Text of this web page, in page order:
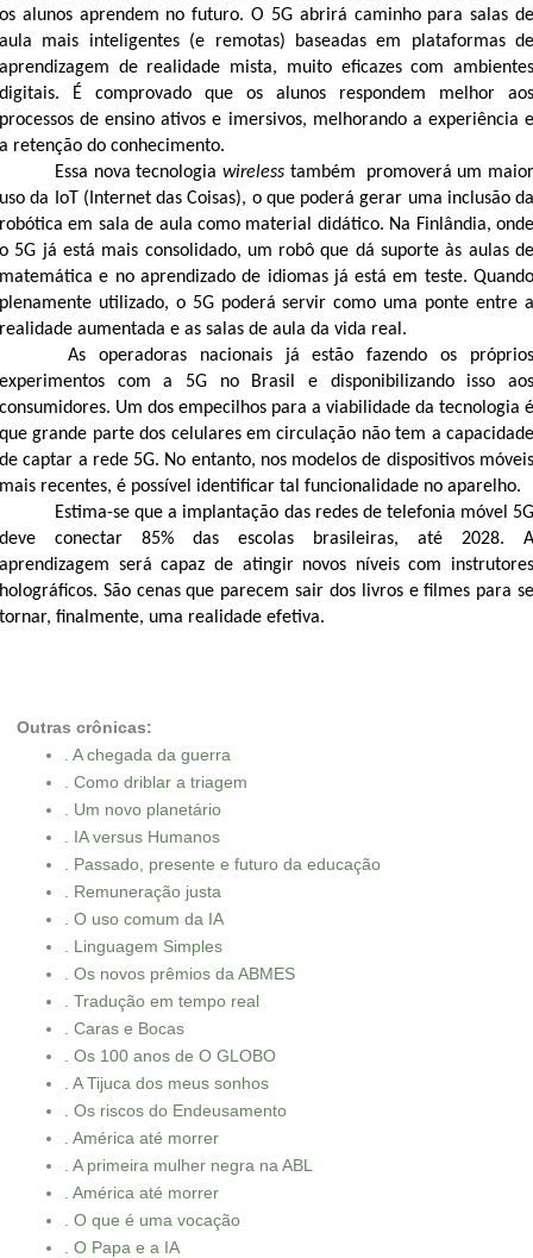
os alunos aprendem no futuro. O 5G abrirá caminho para salas de
aula mais inteligentes (e remotas) baseadas em plataformas de
aprendizagem de realidade mista, muito eficazes com ambientes
digitais. É comprovado que os alunos respondem melhor aos
processos de ensino ativos e imersivos, melhorando a experiência e
a retenção do conhecimento.
Essa nova tecnologiawireless também promoverá um
uso da IoT (Internet das Coisas), o que poderá gerar uma inclusão da
robótica em sala de aula como material didático. Na Finlândia, onde
o 5G já está mais consolidado, um robô que dá suporte às aulas de
matemática e no aprendizado de idiomas já está em teste. Quando
plenamente utilizado, o 5G poderá servir como uma ponte entre a
realidade aumentada e as salas de aula da vida real.
As operadoras nacionais já estão fazendo os
experimentos com a 5G no Brasil e disponibilizando isso aos
consumidores. Um dos empecilhos para a viabilidade da tecnologia é
que grande parte dos celulares em circulação não tem a capacidade
de captar a rede 5G. No entanto, nos modelos de dispositivos móveis
mais recentes, é possível identificar tal funcionalidade no aparelho.
Estima-se que a implantação das redes de telefonia móvel 5G
deve conectar 85% das escolas brasileiras, até 2028. A
aprendizagem será capaz de atingir novos níveis com instrutores
holográficos. São cenas que parecem sair dos livros e filmes para se
tornar, finalmente, uma realidade efetiva.
Outras crônicas:
. A chegada da guerra
. Como driblar a triagem
. Um novo planetário
. IA versus Humanos
. Passado, presente e futuro da educação
. Remuneração justa
. O uso comum da IA
. Linguagem Simples
. Os novos prêmios da ABMES
. Tradução em tempo real
. Caras e Bocas
. Os 100 anos de O GLOBO
. A Tijuca dos meus sonhos
. Os riscos do Endeusamento
. América até morrer
. A primeira mulher negra na ABL
. América até morrer
. O que é uma vocação
. O Papa e a IA